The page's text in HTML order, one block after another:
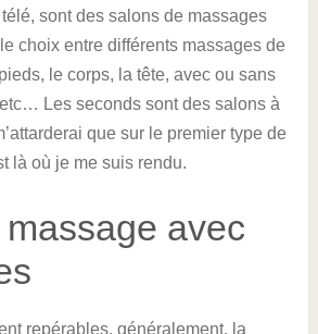
sont des salons de massages
choix entre différents massages de
le corps, la tête, avec ou sans
Les seconds sont des salons à
que sur le premier type de
là où je me suis rendu.
avec
repérables, généralement, la